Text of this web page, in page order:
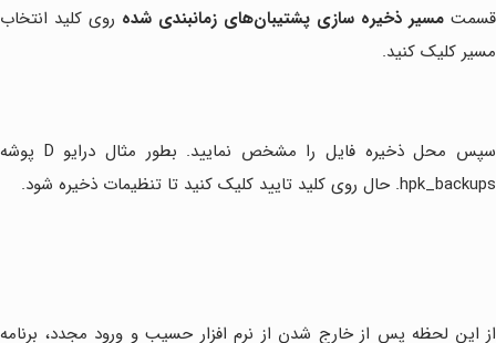
قسمت مسیر ذخیره سازی پشتیبان‌های زمانبندی شده روی کلید انتخاب
مسیر کلیک کنید.
سپس محل ذخیره فایل را مشخص نمایید. بطور مثال درایو D پوشه
hpk_backups. حال روی کلید تایید کلیک کنید تا تنظیمات ذخیره شود.
از این لحظه پس از خارج شدن از نرم افزار حسیب و ورود مجدد، برنامه